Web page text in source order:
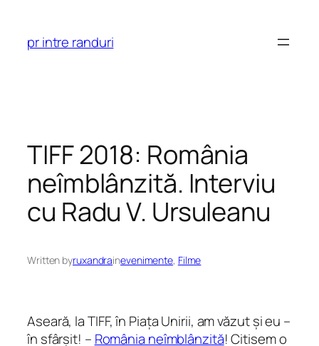
content
pr intre randuri
TIFF 2018: România
neîmblânzită. Interviu
cu Radu V. Ursuleanu
Written byruxandrainevenimente, Filme
Aseară, la TIFF, în Piața Unirii, am văzut și eu –
în sfârșit! – România neîmblânzită! Citisem o